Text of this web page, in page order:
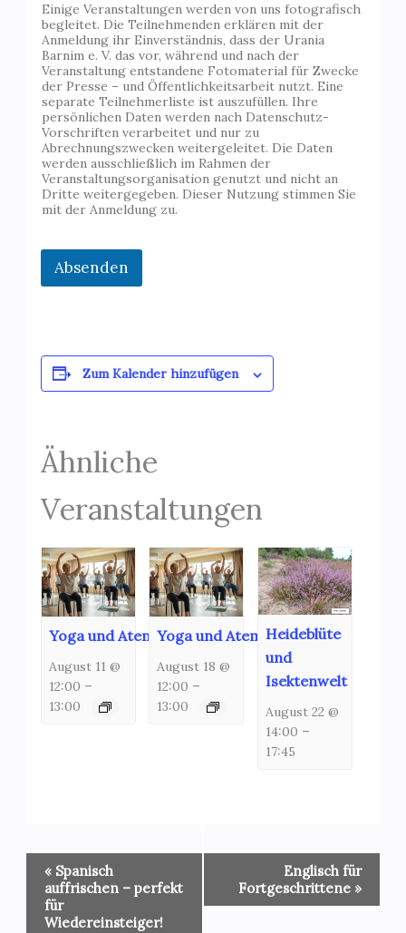
Einige Veranstaltungen werden von uns fotografisch
begleitet. Die Teilnehmenden erklären mit der
Anmeldung ihr Einverständnis, dass der Urania
Barnim e. V. das vor, während und nach der
Veranstaltung entstandene Fotomaterial für Zwecke
der Presse – und Öffentlichkeitsarbeit nutzt. Eine
separate Teilnehmerliste ist auszufüllen. Ihre
persönlichen Daten werden nach Datenschutz-
Vorschriften verarbeitet und nur zu
Abrechnungszwecken weitergeleitet. Die Daten
werden ausschließlich im Rahmen der
Veranstaltungsorganisation genutzt und nicht an
Dritte weitergegeben. Dieser Nutzung stimmen Sie
mit der Anmeldung zu.
Absenden
Zum Kalender hinzufügen
Ähnliche
Veranstaltungen
Yoga und Atemschulung
August 11 @
12:00 –
13:00
Yoga und Atemschulung
August 18 @
12:00 –
13:00
Heideblüte
und
Isektenwelt
August 22 @
14:00 –
17:45
Veranstaltung-
Navigation
«Spanisch
auffrischen – perfekt
für
Wiedereinsteiger!
Englisch für
Fortgeschrittene »